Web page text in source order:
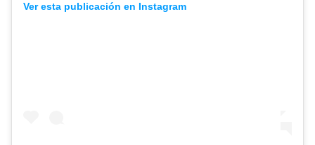
Ver esta publicación en Instagram